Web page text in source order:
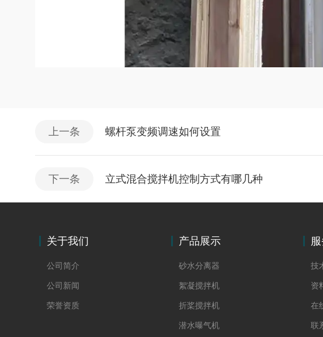
上一条 螺杆泵变频调速如何设置
下一条 立式混合搅拌机控制方式有哪几种
关于我们
公司简介
公司新闻
荣誉资质
产品展示
砂水分离器
絮凝搅拌机
折桨搅拌机
潜水曝气机
技
资
在
联